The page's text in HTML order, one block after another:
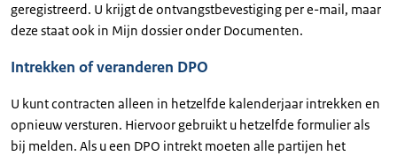
geregistreerd. U krijgt de ontvangstbevestiging per e-mail, maar
deze staat ook in Mijn dossier onder Documenten.
Intrekken of veranderen DPO
U kunt contracten alleen in hetzelfde kalenderjaar intrekken en
opnieuw versturen. Hiervoor gebruikt u hetzelfde formulier als
bij melden. Als u een DPO intrekt moeten alle partijen het